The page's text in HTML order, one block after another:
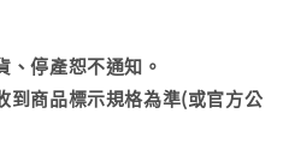
、停產恕不通知。
到商品標示規格為準(或官方公